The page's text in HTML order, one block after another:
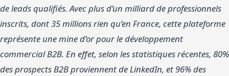
de leads qualifiés. Avec plus d’un milliard de professionnels
inscrits, dont 35 millions rien qu’en France, cette plateforme
représente une mine d’or pour le développement
commercial B2B. En effet, selon les statistiques récentes, 80%
des prospects B2B proviennent de LinkedIn, et 96% des